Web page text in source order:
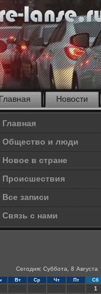
Новости
Главная
Общество и люди
Новое в стране
Происшествия
Все записи
Связь с нами
Сегодня: Суббота, 8 Августа
Вт Ср Чт Пт Сб
1